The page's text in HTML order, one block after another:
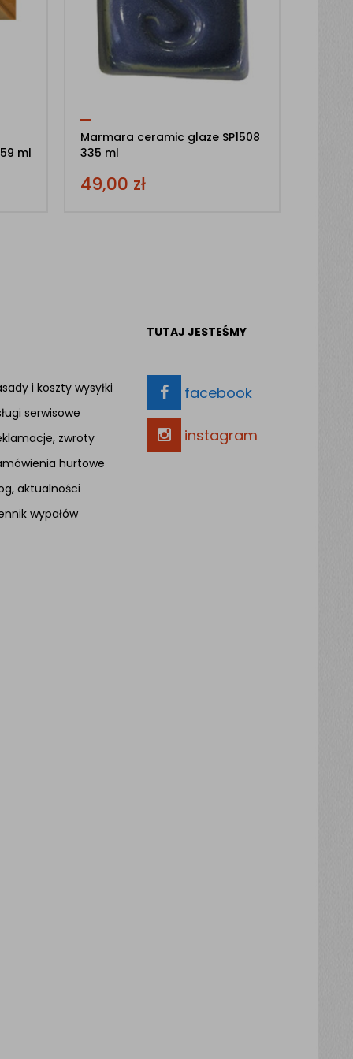
ml
Marmara ceramic glaze SP1508
335 ml
49,00 zł
i koszty wysyłki
serwisowe
zwroty
hurtowe
aktualności
wypałów
TUTAJ JESTEŚMY
facebook
instagram